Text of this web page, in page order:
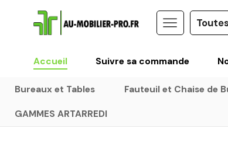
Accueil Suivre sa commande
Bureaux et Tables Fauteuil et Chaise de
GAMMES ARTARREDI